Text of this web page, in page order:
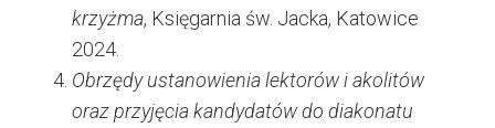
krzyżma, Księgarnia św. Jacka, Katowice
2024.
Obrzędy ustanowienia lektorów i akolitów
oraz przyjęcia kandydatów do diakonatu